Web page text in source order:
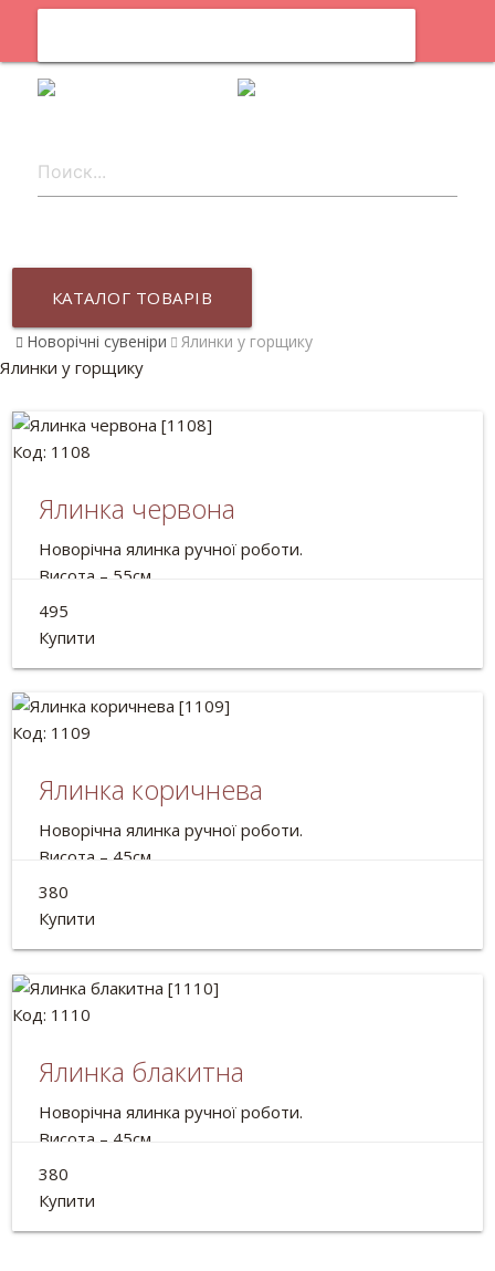
КАТАЛОГ ТОВАРІВ
Новорічні сувеніри Ялинки у горщику
Ялинки у горщику
Код: 1108
Ялинка червона
Новорічна ялинка ручної роботи.
Висота – 55см
Склад: Кориця, шишки, мох, жолуді, лісові горіхи,
волоські горіхи, декоративні елементи, горщик.
495
Купити
Код: 1109
Ялинка коричнева
Новорічна ялинка ручної роботи.
Висота – 45см
Склад: мох, кориця, мотузка, шишки, горіхи, вільха,
жолуді, декоративні матеріали.
380
Купити
Код: 1110
Ялинка блакитна
Новорічна ялинка ручної роботи.
Висота – 45см
Склад:
волоські горіхи, декоративні елементи, горщик.
380
Купити